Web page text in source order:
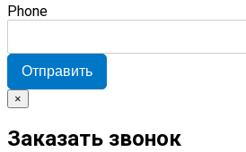
Phone
Отправить
×
Заказать звонок